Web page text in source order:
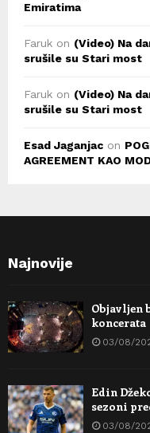
Emiratima
Faruk on (Video) Na
srušile su Stari most
Faruk on (Video) Na
srušile su Stari most
Esad Jaganjac on
AGREEMENT KAO
Najnovije
Objavljen
koncerata
03/08/
Edin
sezoni
03/08/